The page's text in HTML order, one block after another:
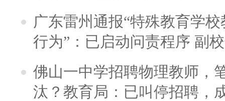
广东雷州通报“特殊教育学
行为”：已启动问责程序 副
佛山一中学招聘物理教师，
汰？教育局：已叫停招聘，